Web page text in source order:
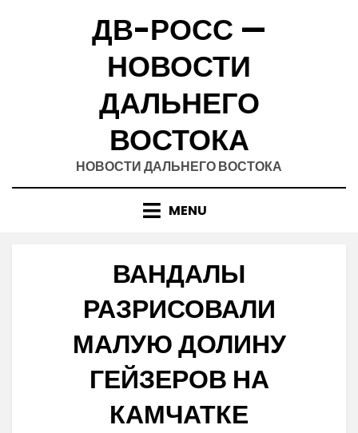
ДВ-РОСС —
НОВОСТИ
ДАЛЬНЕГО
ВОСТОКА
НОВОСТИ ДАЛЬНЕГО ВОСТОКА
MENU
ВАНДАЛЫ
РАЗРИСОВАЛИ
МАЛУЮ ДОЛИНУ
ГЕЙЗЕРОВ НА
КАМЧАТКЕ